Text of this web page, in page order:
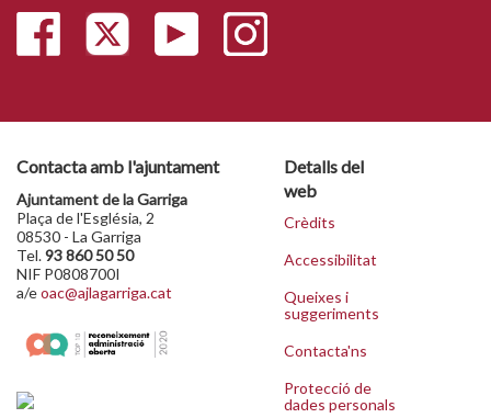
Contacta amb l'ajuntament
Ajuntament de la Garriga
Plaça de l'Església, 2
08530 - La Garriga
Tel.93 860 50 50
NIF P0808700I
a/eoac@ajlagarriga.cat
Detalls del
web
Crèdits
Accessibilitat
Queixes i
suggeriments
Contacta'ns
Protecció de
dades personals